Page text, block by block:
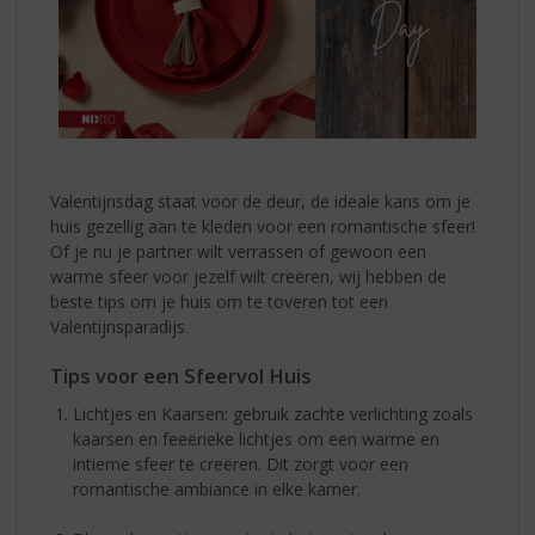
Valentijnsdag staat voor de deur, de ideale kans om je
huis gezellig aan te kleden voor een romantische sfeer!
Of je nu je partner wilt verrassen of gewoon een
warme sfeer voor jezelf wilt creëren, wij hebben de
beste tips om je huis om te toveren tot een
Valentijnsparadijs.
Tips voor een Sfeervol Huis
Lichtjes en Kaarsen: gebruik zachte verlichting zoals
kaarsen en feeërieke lichtjes om een warme en
intieme sfeer te creëren. Dit zorgt voor een
romantische ambiance in elke kamer.